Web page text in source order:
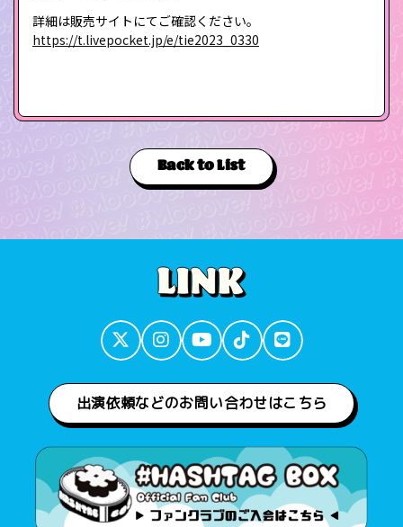
詳細は販売サイトにてご確認ください。
https://t.livepocket.jp/e/tie2023_0330
Back to List
出演依頼などのお問い合わせはこちら